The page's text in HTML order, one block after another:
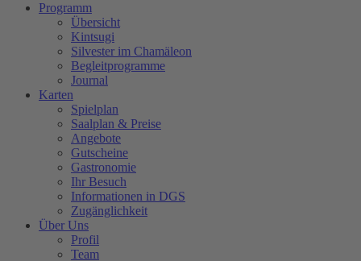
Programm
Übersicht
Kintsugi
Silvester im Chamäleon
Begleitprogramme
Journal
Karten
Spielplan
Saalplan & Preise
Angebote
Gutscheine
Gastronomie
Ihr Besuch
Informationen in DGS
Zugänglichkeit
Über Uns
Profil
Team